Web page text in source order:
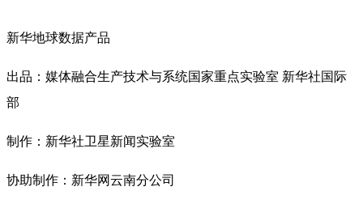
新华地球数据产品
出品：媒体融合生产技术与系统国家重点实验室 新华社国际
部
制作：新华社卫星新闻实验室
协助制作：新华网云南分公司